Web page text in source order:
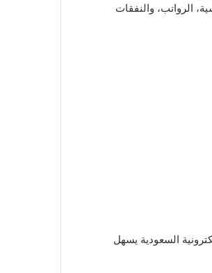
الرواتب، والنفقات
السعودية يسهل